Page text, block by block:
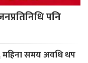
पनि
महिना समय अवधि थप